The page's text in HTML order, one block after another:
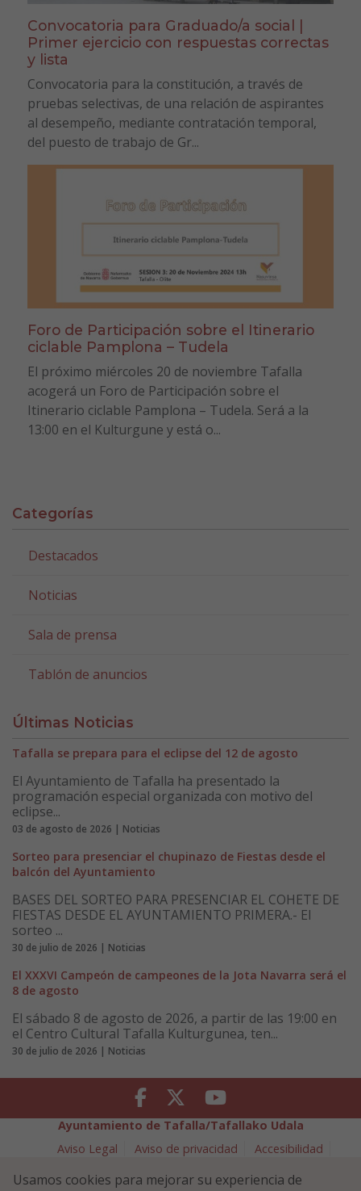
Convocatoria para Graduado/a social |
Primer ejercicio con respuestas correctas
y lista
Convocatoria para la constitución, a través de
pruebas selectivas, de una relación de aspirantes
al desempeño, mediante contratación temporal,
del puesto de trabajo de Gr...
Foro de Participación sobre el Itinerario
ciclable Pamplona – Tudela
El próximo miércoles 20 de noviembre Tafalla
acogerá un Foro de Participación sobre el
Itinerario ciclable Pamplona – Tudela. Será a la
13:00 en el Kulturgune y está o...
Categorías
Destacados
Noticias
Sala de prensa
Tablón de anuncios
Últimas Noticias
Tafalla se prepara para el eclipse del 12 de agosto
El Ayuntamiento de Tafalla ha presentado la
programación especial organizada con motivo del
eclipse...
03 de agosto de 2026 | Noticias
Sorteo para presenciar el chupinazo de Fiestas desde el
balcón del Ayuntamiento
BASES DEL SORTEO PARA PRESENCIAR EL COHETE DE
FIESTAS DESDE EL AYUNTAMIENTO PRIMERA.- El
sorteo ...
30 de julio de 2026 | Noticias
El XXXVI Campeón de campeones de la Jota Navarra será el
8 de agosto
El sábado 8 de agosto de 2026, a partir de las 19:00 en
el Centro Cultural Tafalla Kulturgunea, ten...
30 de julio de 2026 | Noticias
Facebook Twitter Youtube
Ayuntamiento de Tafalla/Tafallako Udala
Aviso Legal
Aviso de privacidad
Accesibilidad
Política de Seguridad de la Información
Usamos cookies para mejorar su experiencia de